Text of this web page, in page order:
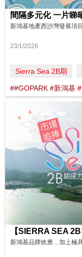
23/1/2026
Sierra Sea 2B期
##GOPARK #新鴻基